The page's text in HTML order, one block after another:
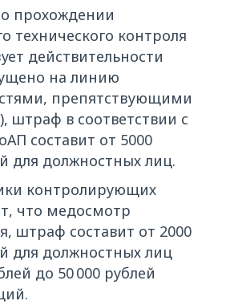
прохождении
технического контроля
действительности
на линию
препятствующими
штраф в соответствии с
составит от 5000
для должностных лиц.
контролирующих
что медосмотр
штраф составит от 2000
для должностных лиц
до 50 000 рублей